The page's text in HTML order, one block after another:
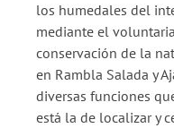
los humedales del
mediante el
conservación de la
en Rambla Salada y
diversas funciones
está la de localizar y